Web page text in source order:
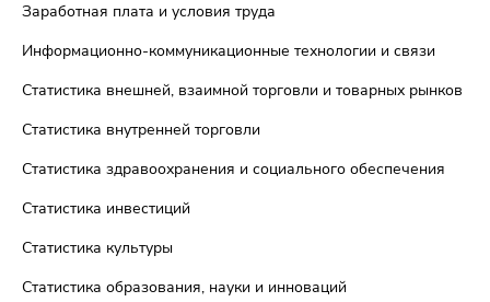
Заработная плата и условия труда
Информационно-коммуникационные технологии и связи
Статистика внешней, взаимной торговли и товарных рынков
Статистика внутренней торговли
Статистика здравоохранения и социального обеспечения
Статистика инвестиций
Статистика культуры
Статистика образования, науки и инноваций